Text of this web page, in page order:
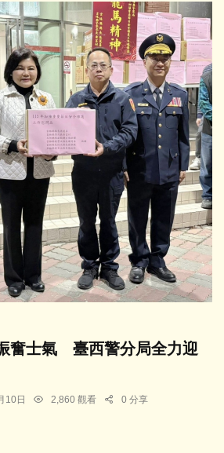
奮士氣 臺西警分局全力迎
10日 2,860 觀看 0 分享